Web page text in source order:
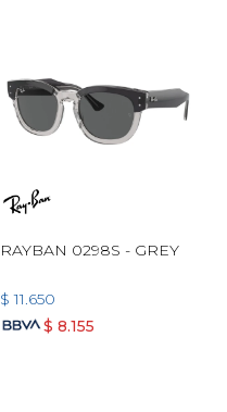
RAYBAN 0298S - GREY
$ 11.650
$ 8.155